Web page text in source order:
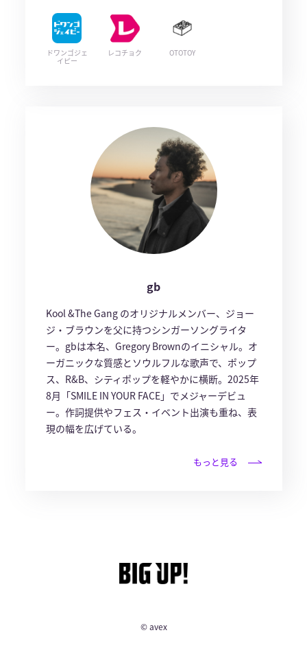
ドワンゴジェ
イピー
レコチョク OTOTOY
gb
Kool &The Gang のオリジナルメンバー、ジョー
ジ・ブラウンを父に持つシンガーソングライタ
ー。gbは本名、Gregory Brownのイニシャル。オ
ーガニックな質感とソウルフルな歌声で、ポップ
ス、R&B、シティポップを軽やかに横断。2025年
8月「SMILE IN YOUR FACE」でメジャーデビュ
ー。作詞提供やフェス・イベント出演も重ね、表
現の幅を広げている。
もっと見る
© avex